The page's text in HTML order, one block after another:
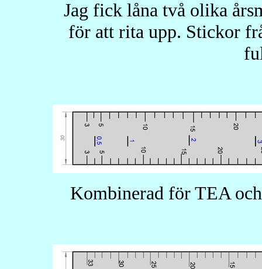
Jag fick låna två olika
för att rita upp. Stickor
Kombinerad för TEA